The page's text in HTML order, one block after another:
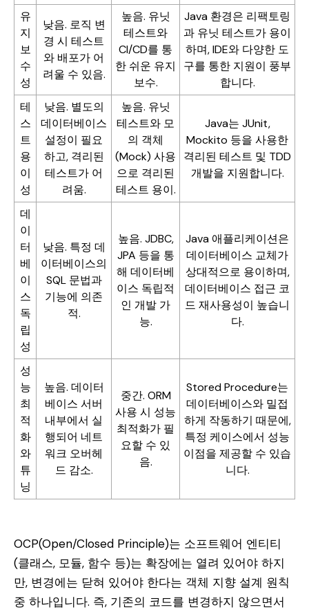
유
지
보
수
성
낮음. 로직 변
경 시 테스트
와 배포가 어
려울 수 있음.
높음. 유닛
테스트와
CI/CD를 통
한 쉬운 유지
보수.
Java 환경은 리팩토링
과 유닛 테스트가 용이
하며, IDE와 다양한 도
구를 통한 지원이 풍부
합니다.
테
스
트
용
이
성
낮음. 별도의
데이터베이스
설정이 필요
하고, 격리된
테스트가 어
려움.
높음. 유닛
테스트와 모
의 객체
(Mock) 사용
으로 격리된
테스트 용이.
Java는 JUnit,
Mockito 등을 사용한
격리된 테스트 및 TDD
개발을 지원합니다.
데
이
터
베
이
스
독
립
성
낮음. 특정 데
이터베이스의
SQL 문법과
기능에 의존
적.
높음. JDBC,
JPA 등을 통
해 데이터베
이스 독립적
인 개발 가
능.
Java 애플리케이션은
데이터베이스 교체가
상대적으로 용이하며,
데이터베이스 접근 코
드 재사용성이 높습니
다.
성
능
최
적
화
와
튜
닝
높음. 데이터
베이스 서버
내부에서 실
행되어 네트
워크 오버헤
드 감소.
중간. ORM
사용 시 성능
최적화가 필
요할 수 있
음.
Stored Procedure는
데이터베이스와 밀접
하게 작동하기 때문에,
특정 케이스에서 성능
이점을 제공할 수 있습
니다.
OCP(Open/Closed Principle)는 소프트웨어 엔티티
(클래스, 모듈, 함수 등)는 확장에는 열려 있어야 하지
만, 변경에는 닫혀 있어야 한다는 객체 지향 설계 원칙
중 하나입니다. 즉, 기존의 코드를 변경하지 않으면서